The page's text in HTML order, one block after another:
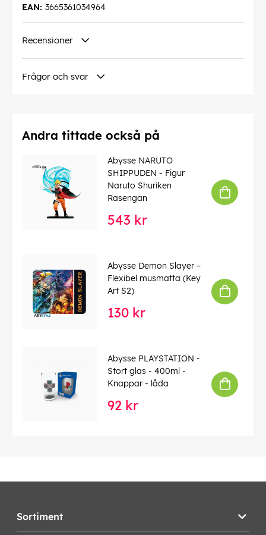
3665361034964
EAN:
Recensioner
Frågor och svar
Andra tittade också på
Abysse NARUTO
SHIPPUDEN - Figur
Naruto Shuriken
Rasengan
543 kr
Abysse Demon Slayer –
Flexibel musmatta (Key
Art S2)
130 kr
Abysse PLAYSTATION -
Stort glas - 400ml -
Knappar - låda
92 kr
Sortiment